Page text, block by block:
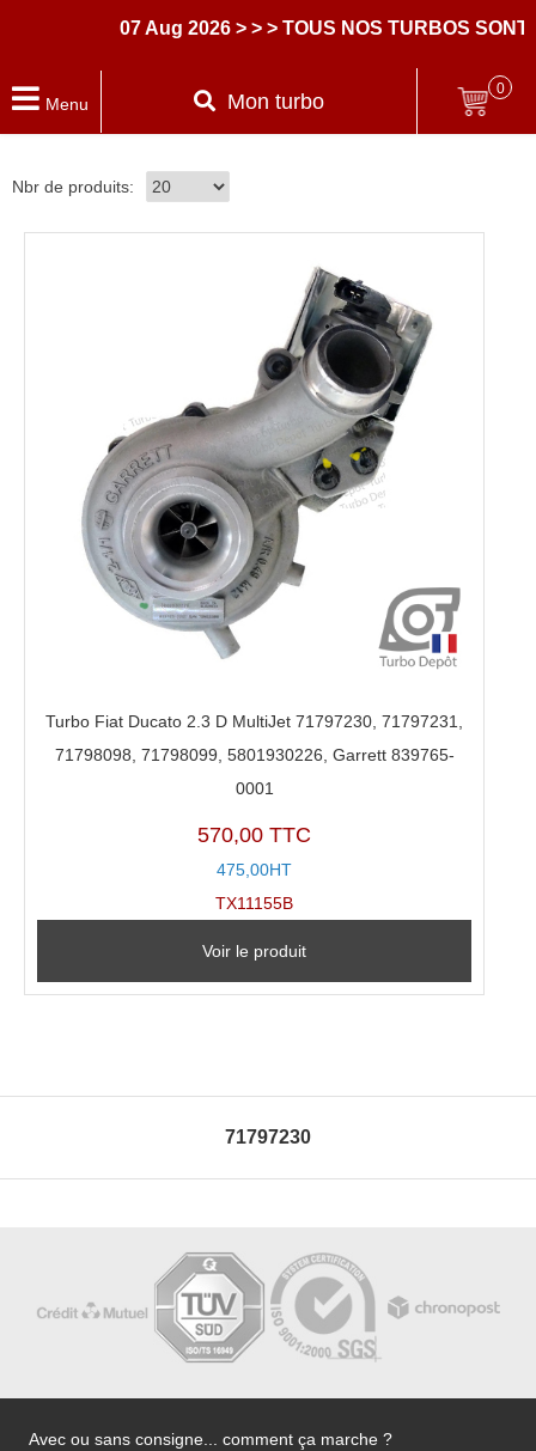
07 Aug 2026 > > > TOUS NOS TURBOS SONT
Menu Mon turbo
0
Nbr de produits:
Turbo Fiat Ducato 2.3 D MultiJet 71797230, 71797231,
71798098, 71798099, 5801930226, Garrett 839765-
0001
570,00 TTC
475,00HT
TX11155B
Voir le produit
71797230
Avec ou sans consigne... comment ça marche ?